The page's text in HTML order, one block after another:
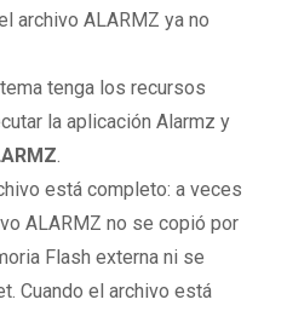
archivo ALARMZ ya no
tenga los recursos
la aplicación Alarmz y
.
está completo: a veces
ALARMZ no se copió por
Flash externa ni se
Cuando el archivo está